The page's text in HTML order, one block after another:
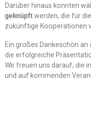
Darüber hinaus konnten
geknüpftwerden, die für
zukünftige Kooperationen
Ein großes Dankeschön
die erfolgreiche
Wir freuen uns darauf, die
und auf kommenden